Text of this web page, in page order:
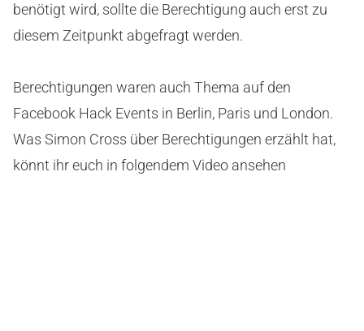
benötigt wird, sollte die Berechtigung auch erst zu
diesem Zeitpunkt abgefragt werden.
Berechtigungen waren auch Thema auf den
Facebook Hack Events in Berlin, Paris und London.
Was Simon Cross über Berechtigungen erzählt hat,
könnt ihr euch in folgendem Video ansehen